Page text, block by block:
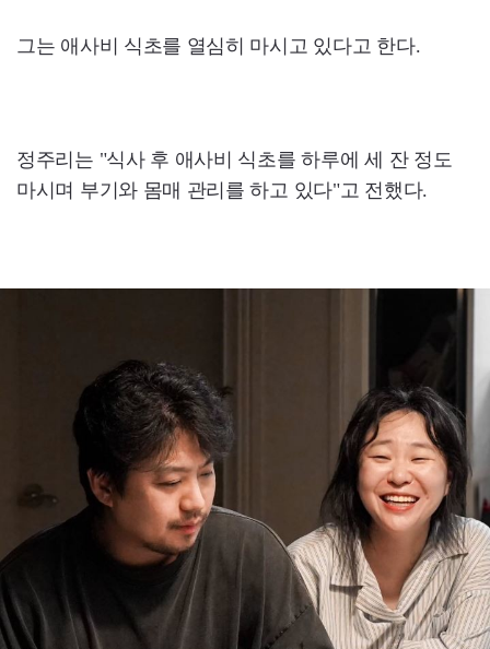
그는 애사비 식초를 열심히 마시고 있다고 한다.
정주리는 "식사 후 애사비 식초를 하루에 세 잔 정도
마시며 부기와 몸매 관리를 하고 있다"고 전했다.